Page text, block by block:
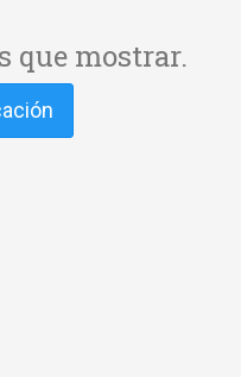
que mostrar.